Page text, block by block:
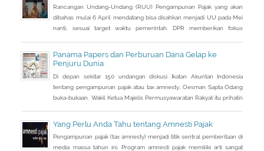
Rancangan Undang-Undang (RUU) Pengampunan Pajak yang akan
dibahas mulai 6 April mendatang bisa disahkan menjadi UU pada Mei
nanti, sesuai target waktu pemerintah. DPR memberikan fokus
triliun dari target APBN 2016.
Panama Papers dan Perburuan Dana Gelap ke
Penjuru Dunia
Di depan sekitar 150 undangan diskusi Ikatan Akuntan Indonesia
tentang pengampunan pajak atau tax amnesty, Oesman Sapta Odang
buka-bukaan. Wakil Ketua Majelis Permusyawaratan Rakyat itu prihatin
tengah lemahnya penerimaan pajak, banyak uang warga Indonesia
justru diparkir di
Yang Perlu Anda Tahu tentang Amnesti Pajak
Pengampunan pajak (tax amnesty) menjadi titik sentral pemberitaan di
media massa tahun ini. Program amnesti pajak memiliki arti sangat